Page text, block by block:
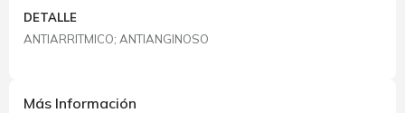
DETALLE
ANTIARRITMICO; ANTIANGINOSO
Más Información